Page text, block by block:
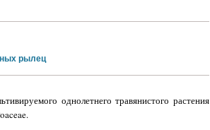
рылец
однолетнего травянистого растения